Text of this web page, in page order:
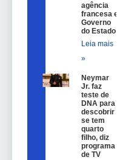
agência
francesa e
Governo
do Estado
Leia mais
»
Neymar
Jr. faz
teste de
DNA para
descobrir
se tem
quarto
filho, diz
programa
de TV